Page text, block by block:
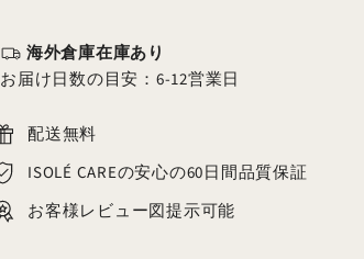
海外倉庫在庫あり
お届け日数の目安：6-12営業日
配送無料
ISOLÉ CAREの安心の60日間品質保証
お客様レビュー図提示可能